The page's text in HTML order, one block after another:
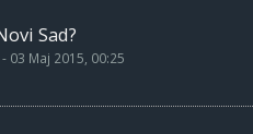
Sad?
- 03 Maj 2015, 00:25